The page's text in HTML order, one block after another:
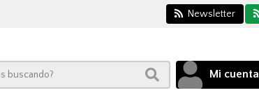
Newsletter
Mi cuenta